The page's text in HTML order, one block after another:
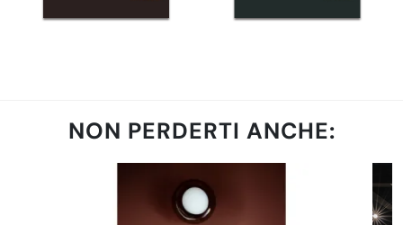
NON PERDERTI ANCHE: